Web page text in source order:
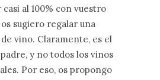
al 100% con vuestro
sugiero regalar una
vino. Claramente, es el
y no todos los vinos
Por eso, os propongo